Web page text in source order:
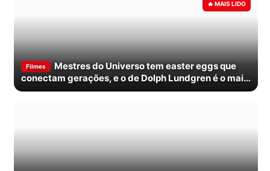
Filmes
Mestres do Universo tem easter eggs que
conectam gerações, e o de Dolph Lundgren é o mais
emocionante